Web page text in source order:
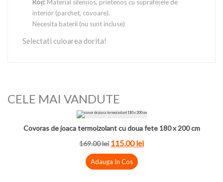
Roți: Material silențios, prietenos cu suprafețele de
interior (parchet, covoare).
Necesita baterii (nu sunt incluse)
Selectati culoarea dorita!
CELE MAI VANDUTE
Covoras de joaca termoizolant cu doua fete 180 x 200 cm
169.00 lei 115.00 lei
Adauga In Cos